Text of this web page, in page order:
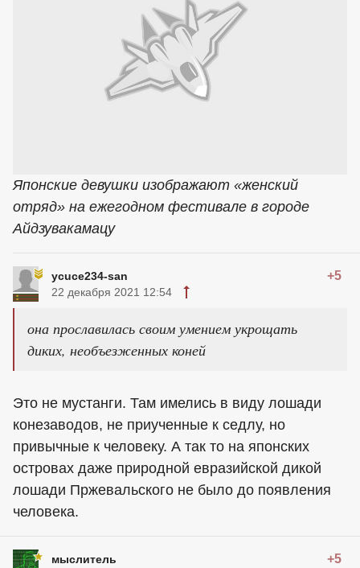
Японские девушки изображают «женский
отряд» на ежегодном фестивале в городе
Айдзувакамацу
ycuce234-san +5
22 декабря 2021 12:54
она прославилась своим умением укрощать
диких, необъезженных коней
Это не мустанги. Там имелись в виду лошади
конезаводов, не приученные к седлу, но
привычные к человеку. А так то на японских
островах даже природной евразийской дикой
лошади Пржевальского не было до появления
человека.
мыслитель +5